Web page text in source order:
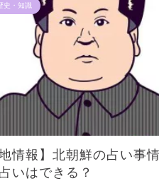
史・知識
地情報】北朝鮮の占い事
いはできる？